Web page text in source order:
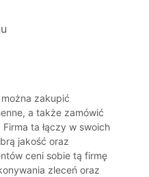
zakupić
a także zamówić
ta łączy w swoich
jakość oraz
ceni sobie tą firmę
zleceń oraz